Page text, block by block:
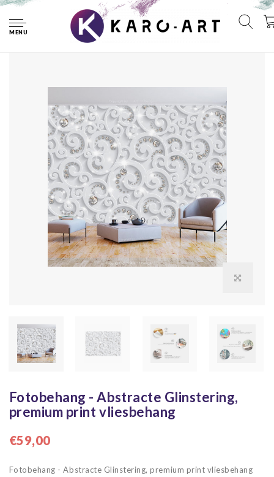
MENU
Fotobehang - Abstracte Glinstering, premium print
vliesbehang
Fotobehang - Abstracte Glinstering,
premium print vliesbehang
€59,00
Fotobehang - Abstracte Glinstering, premium print vliesbehang